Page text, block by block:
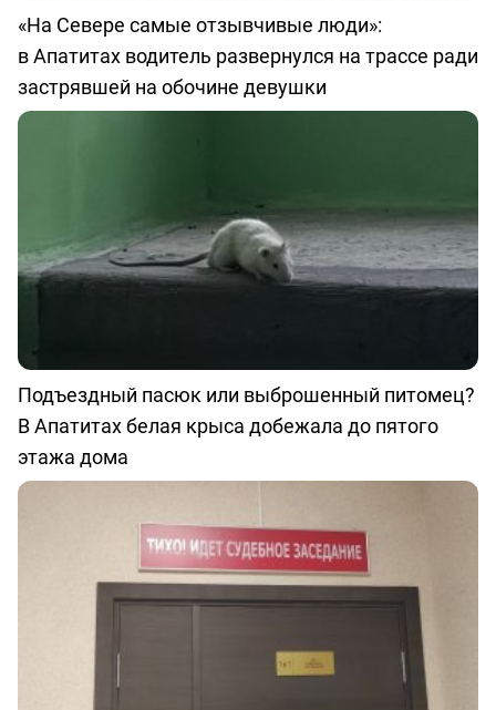
«На Севере самые отзывчивые люди»:
в Апатитах водитель развернулся на трассе ради
застрявшей на обочине девушки
Подъездный пасюк или выброшенный питомец?
В Апатитах белая крыса добежала до пятого
этажа дома